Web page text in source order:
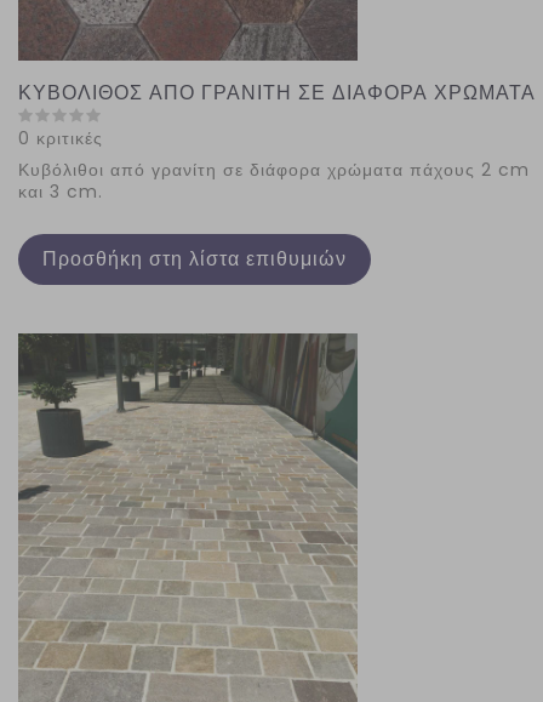
ΚΥΒΟΛΙΘΟΣ ΑΠΟ ΓΡΑΝΙΤΗ ΣΕ ΔΙΑΦΟΡΑ ΧΡΩΜΑΤΑ
0 κριτικές
Κυβόλιθοι από γρανίτη σε διάφορα χρώματα πάχους 2 cm
και 3 cm.
Προσθήκη στη λίστα επιθυμιών